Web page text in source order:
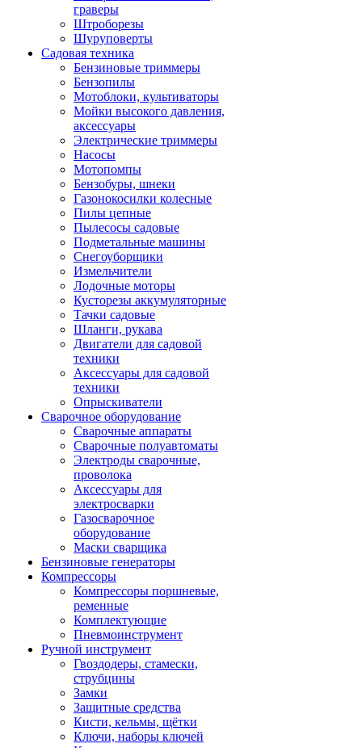
граверы
Штроборезы
Шуруповерты
Садовая техника
Бензиновые триммеры
Бензопилы
Мотоблоки, культиваторы
Мойки высокого давления,
аксессуары
Электрические триммеры
Насосы
Мотопомпы
Бензобуры, шнеки
Газонокосилки колесные
Пилы цепные
Пылесосы садовые
Подметальные машины
Снегоуборщики
Измельчители
Лодочные моторы
Кусторезы аккумуляторные
Тачки садовые
Шланги, рукава
Двигатели для садовой
техники
Аксессуары для садовой
техники
Опрыскиватели
Сварочное оборудование
Сварочные аппараты
Сварочные полуавтоматы
Электроды сварочные,
проволока
Аксессуары для
электросварки
Газосварочное
оборудование
Маски сварщика
Бензиновые генераторы
Компрессоры
Компрессоры поршневые,
ременные
Комплектующие
Пневмоинструмент
Ручной инструмент
Гвоздодеры, стамески,
струбцины
Замки
Защитные средства
Кисти, кельмы, щётки
Ключи, наборы ключей